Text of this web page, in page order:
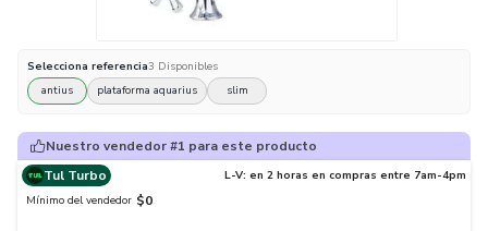
Selecciona referencia3 Disponibles
antius
plataforma aquarius slim
Nuestro vendedor #1 para este producto
Tul Turbo
L-V: en 2 horas en compras entre 7am-4pm
Mínimo del vendedor $0